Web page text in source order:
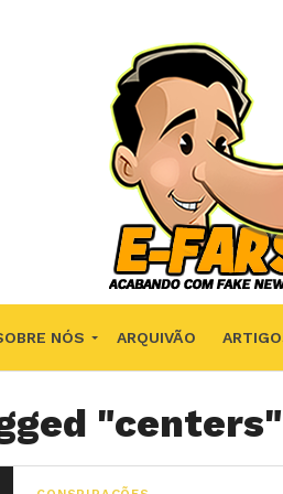
NÓS ARQUIVÃO
"centers"